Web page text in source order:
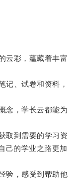
彩，蕴藏着丰富
、试卷和资料，
，学长云都能为
到需要的学习资
己的学业之路更加
，感受到帮助他